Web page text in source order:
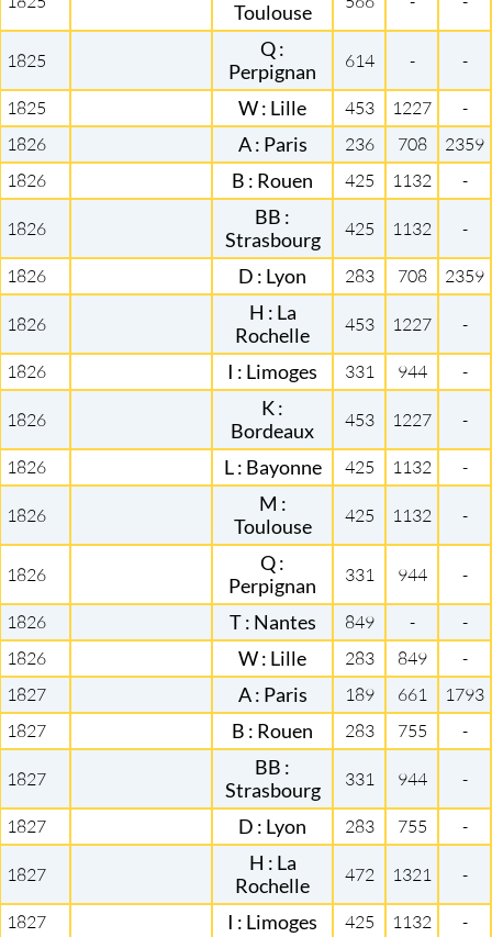
Toulouse
1825
Q :
Perpignan
614 - -
1825 W : Lille 453 1227
-
1826
A : Paris 236 708
2359
1826
B : Rouen 425 1132 -
1826
BB :
Strasbourg
425 1132 -
1826 D : Lyon 283 708 2359
1826
H : La
Rochelle
453 1227 -
1826 I : Limoges 331 944 -
1826
K :
Bordeaux
453 1227 -
1826 L : Bayonne 425 1132 -
1826
M :
Toulouse
425 1132 -
1826
Q :
Perpignan
331 944 -
1826 T : Nantes 849 -
-
1826
W : Lille 283 849
-
1827
A : Paris 189 661
1793
1827
B : Rouen 283 755 -
1827
BB :
Strasbourg
331 944 -
1827 D : Lyon 283 755 -
1827
H : La
Rochelle
472 1321 -
1827 I : Limoges 425 1132 -